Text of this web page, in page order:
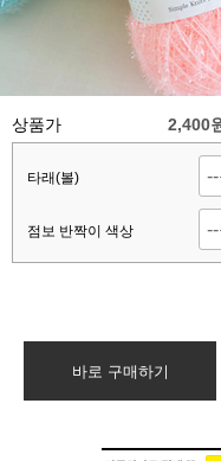
상품가 2,400
타래(볼)
점보 반짝이 색상
바로 구매하기